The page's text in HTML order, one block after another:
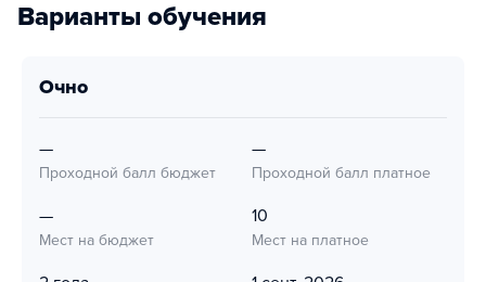
Варианты обучения
очно
—
Проходной балл бюджет
—
Проходной балл платное
—
Мест на бюджет
10
Мест на платное